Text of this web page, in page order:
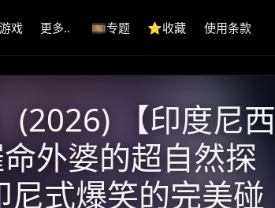
游戏 更多.. 🎞️专题 ⭐️收藏 使用条款
(2026) 【印度尼西
外婆的超自然探
式爆笑的完美碰